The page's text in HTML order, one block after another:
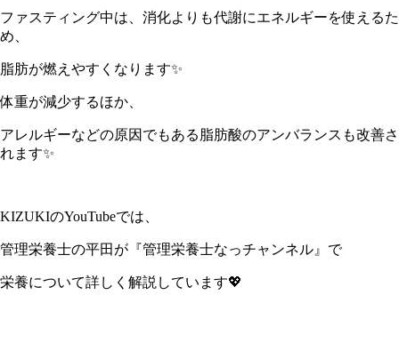
ファスティング中は、消化よりも代謝にエネルギーを使えるた
め、
脂肪が燃えやすくなります✨
体重が減少するほか、
アレルギーなどの原因でもある脂肪酸のアンバランスも改善さ
れます✨
KIZUKIのYouTubeでは、
管理栄養士の平田が『管理栄養士なっチャンネル』で
栄養について詳しく解説しています💖